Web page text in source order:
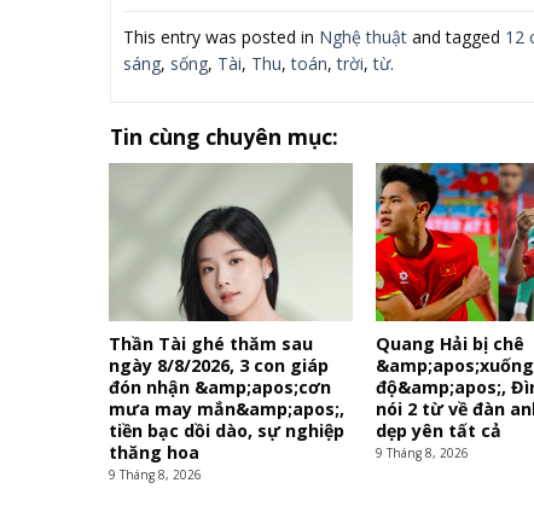
This entry was posted in Nghệ thuậtand tagged 12
sáng, sống, Tài, Thu,toán,trời,từ.
Tin cùng chuyên mục:
Thần Tài ghé thăm sau
ngày 8/8/2026, 3 con giáp
đón nhận &amp;apos;cơn
mưa may mắn&amp;apos;,
tiền bạc dồi dào, sự nghiệp
thăng hoa
9 Tháng 8, 2026
Quang Hải bị chê
độ&amp;apos;,
nói 2 từ về đàn
dẹp yên tất cả
9 Tháng 8, 2026